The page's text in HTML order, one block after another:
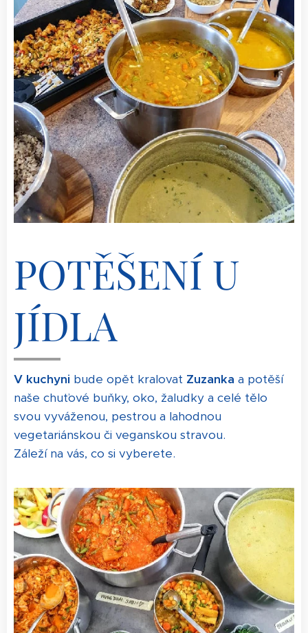
POTĚŠENÍ U
JÍDLA
V kuchyni bude opět kralovat Zuzanka a potěší
naše chuťové buňky, oko, žaludky a celé tělo
svou vyváženou, pestrou a lahodnou
vegetariánskou či veganskou stravou.
Záleží na vás, co si vyberete.